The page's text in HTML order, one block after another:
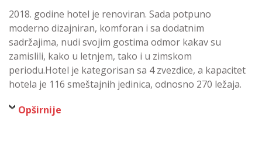
2018. godine hotel je renoviran. Sada potpuno
moderno dizajniran, komforan i sa dodatnim
sadržajima, nudi svojim gostima odmor kakav su
zamislili, kako u letnjem, tako i u zimskom
periodu.Hotel je kategorisan sa 4 zvezdice, a kapacitet
hotela je 116 smeštajnih jedinica, odnosno 270 ležaja.
Opširnije